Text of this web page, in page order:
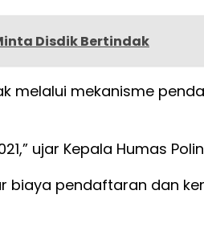
Disdik Bertindak
melalui mekanisme
ujar Kepala Humas
pendaftaran dan